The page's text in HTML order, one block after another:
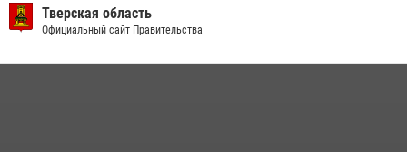
10 июля 2026, 08:44 1
Тверская область
Официальный сайт Правительства